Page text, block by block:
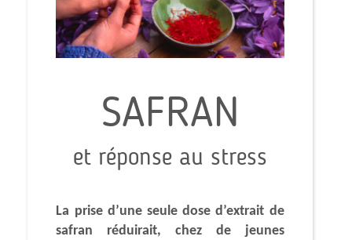
SAFRAN
et réponse au stress
La prise d’une seule dose d’extrait de
safran réduirait, chez de jeunes